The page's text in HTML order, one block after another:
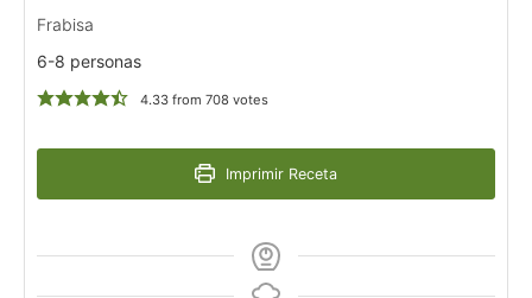
Frabisa
6-8 personas
4.33from 708 votes
Imprimir Receta